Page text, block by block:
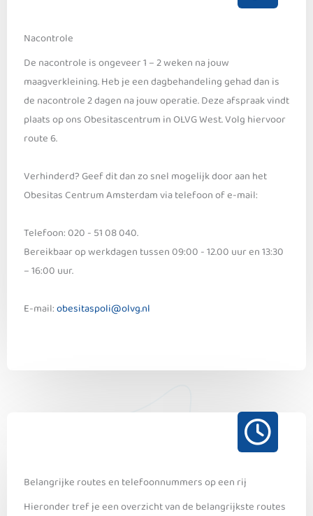
Nacontrole
De nacontrole is ongeveer 1 – 2 weken na jouw
maagverkleining. Heb je een dagbehandeling gehad dan is
de nacontrole 2 dagen na jouw operatie. Deze afspraak vindt
plaats op ons Obesitascentrum in OLVG West. Volg hiervoor
route 6.
Verhinderd? Geef dit dan zo snel mogelijk door aan het
Obesitas Centrum Amsterdam via telefoon of e-mail:
Telefoon: 020 - 51 08 040.
Bereikbaar op werkdagen tussen 09:00 - 12.00 uur en 13:30
– 16:00 uur.
E-mail:obesitaspoli@olvg.nl
Belangrijke routes en telefoonnummers op een rij
Hieronder tref je een overzicht van de belangrijkste routes